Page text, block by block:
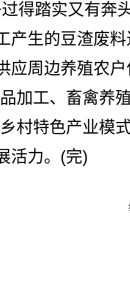
得踏实又有奔
产生的豆渣废
应周边养殖农
加工、畜禽养
村特色产业模
活力。(完)